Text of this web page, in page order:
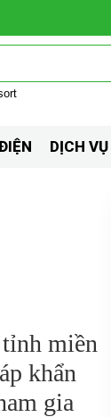
DỊCH
miền
khẩn
gia